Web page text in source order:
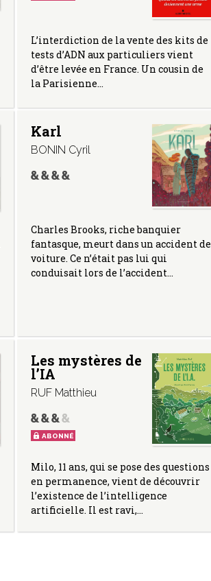
L’interdiction de la vente des kits de
tests d’ADN aux particuliers vient
d’être levée en France. Un cousin de
la Parisienne…
Karl
BONIN Cyril
Charles Brooks, riche banquier
fantasque, meurt dans un accident de
voiture. Ce n’était pas lui qui
conduisait lors de l’accident…
Les mystères de
l’IA
RUF Matthieu
ABONNÉ
Milo, 11 ans, qui se pose des questions
en permanence, vient de découvrir
l’existence de l’intelligence
artificielle. Il est ravi,…